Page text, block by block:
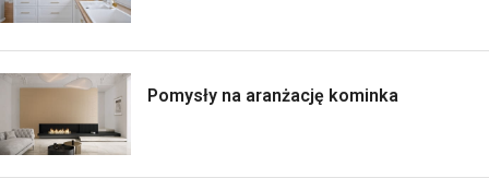
Pomysły na aranżację kominka